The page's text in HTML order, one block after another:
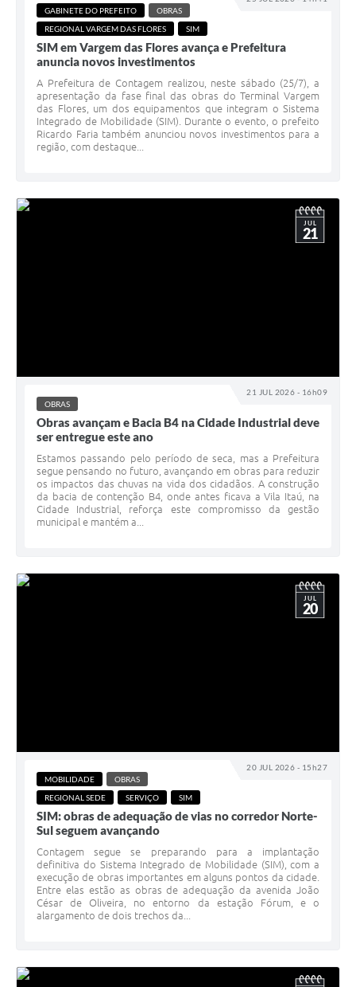
GABINETE DO PREFEITO
OBRAS
REGIONAL VARGEM DAS FLORES
SIM
SIM em Vargem das Flores avança e Prefeitura
anuncia novos investimentos
A Prefeitura de Contagem realizou, neste sábado (25/7), a
apresentação da fase final das obras do Terminal Vargem
das Flores, um dos equipamentos que integram o Sistema
Integrado de Mobilidade (SIM). Durante o evento, o prefeito
Ricardo Faria também anunciou novos investimentos para a
região, com destaque...
21 JUL 2026 - 16h09
JUL
21
OBRAS
Obras avançam e Bacia B4 na Cidade Industrial deve
ser entregue este ano
Estamos passando pelo período de seca, mas a Prefeitura
segue pensando no futuro, avançando em obras para reduzir
os impactos das chuvas na vida dos cidadãos. A construção
da bacia de contenção B4, onde antes ficava a Vila Itaú, na
Cidade Industrial, reforça este compromisso da gestão
municipal e mantém a...
20 JUL 2026 - 15h27
JUL
20
MOBILIDADE
OBRAS
REGIONAL SEDE
SERVIÇO SIM
SIM: obras de adequação de vias no corredor Norte-
Sul seguem avançando
Contagem segue se preparando para a implantação
definitiva do Sistema Integrado de Mobilidade (SIM), com a
execução de obras importantes em alguns pontos da cidade.
Entre elas estão as obras de adequação da avenida João
César de Oliveira, no entorno da estação Fórum, e o
alargamento de dois trechos da...